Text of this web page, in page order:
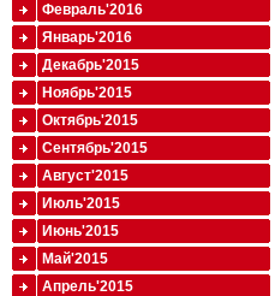
Февраль'2016
Январь'2016
Декабрь'2015
Ноябрь'2015
Октябрь'2015
Сентябрь'2015
Август'2015
Июль'2015
Июнь'2015
Май'2015
Апрель'2015